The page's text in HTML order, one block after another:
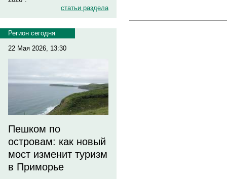
статьи раздела
Регион сегодня
22 Мая 2026, 13:30
Пешком по
островам: как новый
мост изменит туризм
в Приморье